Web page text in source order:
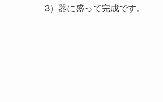
3）器に盛って完成です。